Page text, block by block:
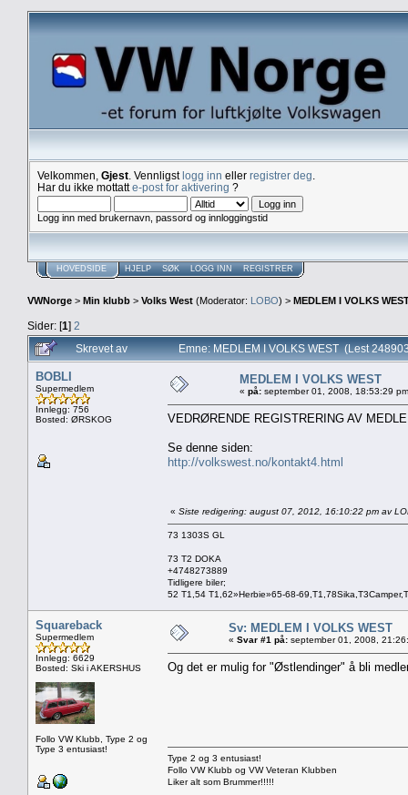
Velkommen, Gjest . Vennligstlogg inn eller registrer deg
Har du ikke mottatte-post for aktivering ?
Logg inn med brukernavn, passord og innloggingstid
HOVEDSIDE HJELP SØK LOGG INN REGISTRER
VWNorge > Min klubb > Volks West (Moderator: LOBO) > MEDLEM I VOLKS
Sider: [1] 2
Skrevet av
Emne: MEDLEM I VOLKS WEST (Lest
BOBLI
Supermedlem
Innlegg: 756
Bosted: ØRSKOG
MEDLEM I VOLKS WEST
« på: september 01, 2008, 18:53:29
VEDRØRENDE REGISTRERING AV
Se denne siden:
http://volkswest.no/kontakt4.html
« Siste redigering: august 07, 2012, 16:10:22 pm av
73 1303S GL
73 T2 DOKA
+4748273889
Tidligere biler;
52 T1,54 T1,62»Herbie»65-68-
Squareback
Supermedlem
Innlegg: 6629
Bosted: Ski i AKERSHUS
Follo VW Klubb, Type 2 og
Type 3 entusiast!
Sv: MEDLEM I VOLKS WEST
« Svar #1 på: september 01, 2008,
Og det er mulig for "Østlendinger" å bli
Type 2 og 3 entusiast!
Follo VW Klubb og VW Veteran Klubben
Liker alt som Brummer!!!!!